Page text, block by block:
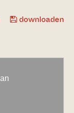
downloaden